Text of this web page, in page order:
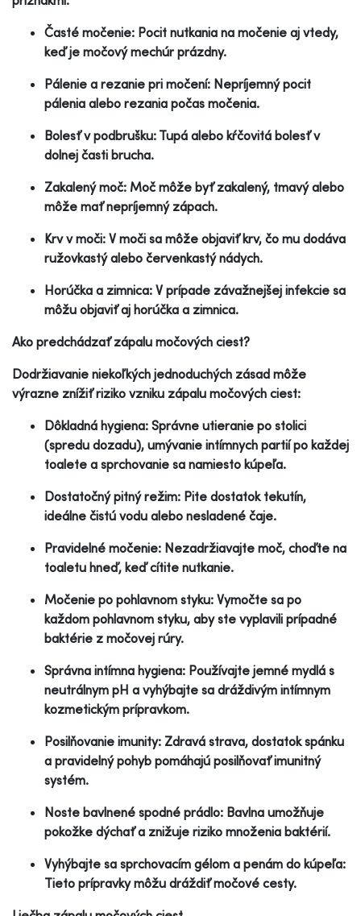
Časté močenie: Pocit nutkania na močenie aj vtedy,
keď je močový mechúr prázdny.
Pálenie a rezanie pri močení: Nepríjemný pocit
pálenia alebo rezania počas močenia.
Bolesť v podbrušku: Tupá alebo kŕčovitá bolesť v
dolnej časti brucha.
Zakalený moč: Moč môže byť zakalený, tmavý alebo
môže mať nepríjemný zápach.
Krv v moči: V moči sa môže objaviť krv, čo mu dodáva
ružovkastý alebo červenkastý nádych.
Horúčka a zimnica: V prípade závažnejšej infekcie sa
môžu objaviť aj horúčka a zimnica.
Ako predchádzať zápalu močových ciest?
Dodržiavanie niekoľkých jednoduchých zásad môže
výrazne znížiť riziko vzniku zápalu močových ciest:
Dôkladná hygiena: Správne utieranie po stolici
(spredu dozadu), umývanie intímnych partií po každej
toalete a sprchovanie sa namiesto kúpeľa.
Dostatočný pitný režim: Pite dostatok tekutín,
ideálne čistú vodu alebo nesladené čaje.
Pravidelné močenie: Nezadržiavajte moč, choďte na
toaletu hneď, keď cítite nutkanie.
Močenie po pohlavnom styku: Vymočte sa po
každom pohlavnom styku, aby ste vyplavili prípadné
baktérie z močovej rúry.
Správna intímna hygiena: Používajte jemné mydlá s
neutrálnym pH a vyhýbajte sa dráždivým intímnym
kozmetickým prípravkom.
Posilňovanie imunity: Zdravá strava, dostatok spánku
a pravidelný pohyb pomáhajú posilňovať imunitný
systém.
Noste bavlnené spodné prádlo: Bavlna umožňuje
pokožke dýchať a znižuje riziko množenia baktérií.
Vyhýbajte sa sprchovacím gélom a penám do kúpeľa:
Tieto prípravky môžu dráždiť močové cesty.